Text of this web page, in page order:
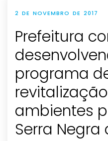
2 DE NOVEMBRO DE 2017
Prefeitura
programa
ambientes
Serra Negra